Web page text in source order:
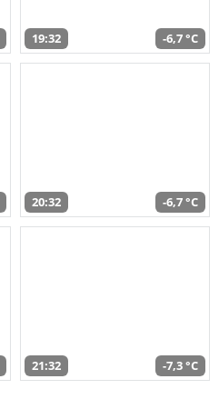
19:32 -6,7 °C
20:32 -6,7 °C
21:32 -7,3 °C